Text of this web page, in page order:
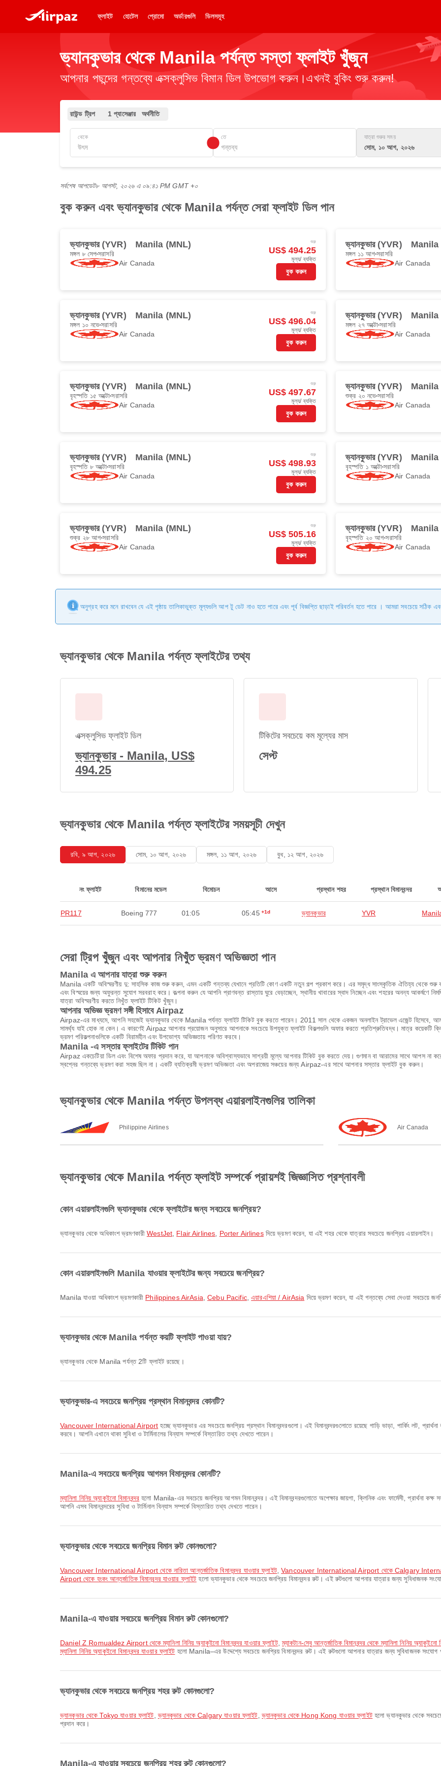
ফ্লাইট হোটেল প্রোমো অর্ডারগুলি ডিলসমূহ
ভ্যানকুভার থেকে Manila পর্যন্ত সস্তা ফ্লাইট খুঁজুন
আপনার পছন্দের গন্তব্যে এক্সক্লুসিভ বিমান ডিল উপভোগ করুন।এখনই বুকিং শুরু করুন!
রাউন্ড ট্রিপ 1 প্যাসেঞ্জার অর্থনীতি
থেকে তে যাত্রা শুরুর সময়
সোম, ১০ আগ, ২০২৬
সর্বশেষ আপডেট৮ আগস্ট, ২০২৬ এ ০৯:৪১ PM GMT +০
বুক করুন এবং ভ্যানকুভার থেকে Manila পর্যন্ত সেরা ফ্লাইট ডিল পান
ভ্যানকুভার (YVR) Manila (MNL)
মঙ্গল ৮ সেপসরাসরি
Air Canada
শুরু
US$ 494.25
মূল্য/ ব্যক্তি
বুক করুন
ভ্যানকুভার (YVR) Manila
মঙ্গল ১১ আগসরাসরি
Air Canada
ভ্যানকুভার (YVR) Manila (MNL)
মঙ্গল ১০ নভেসরাসরি
Air Canada
শুরু
US$ 496.04
মূল্য/ ব্যক্তি
বুক করুন
ভ্যানকুভার (YVR) Manila
মঙ্গল ২৭ অক্টোসরাসরি
Air Canada
ভ্যানকুভার (YVR) Manila (MNL)
বৃহস্পতি ১৫ অক্টোসরাসরি
Air Canada
শুরু
US$ 497.67
মূল্য/ ব্যক্তি
বুক করুন
ভ্যানকুভার (YVR) Manila
শুক্র ২০ নভেসরাসরি
Air Canada
ভ্যানকুভার (YVR) Manila (MNL)
বৃহস্পতি ৮ অক্টোসরাসরি
Air Canada
শুরু
US$ 498.93
মূল্য/ ব্যক্তি
বুক করুন
ভ্যানকুভার (YVR) Manila
বৃহস্পতি ১ অক্টোসরাসরি
Air Canada
ভ্যানকুভার (YVR) Manila (MNL)
শুক্র ২৮ আগসরাসরি
Air Canada
শুরু
US$ 505.16
মূল্য/ ব্যক্তি
বুক করুন
ভ্যানকুভার (YVR) Manila
বৃহস্পতি ২০ আগসরাসরি
Air Canada
অনুগ্রহ করে মনে রাখবেন যে এই পৃষ্ঠায় তালিকাভুক্ত মূল্যগুলি আপ টু ডেট নাও হতে পারে এবং পূর্ব বিজ্ঞপ্তি ছাড়াই পরিবর্তন হতে পারে । আমরা সবচেয়ে সঠিক
ভ্যানকুভার থেকে Manila পর্যন্ত ফ্লাইটের তথ্য
এক্সক্লুসিভ ফ্লাইট ডিল
ভ্যানকুভার - Manila, US$
494.25
টিকিটের সবচেয়ে কম মূল্যের মাস
সেপ্ট
ভ্যানকুভার থেকে Manila পর্যন্ত ফ্লাইটের সময়সূচী দেখুন
রবি, ৯ আগ, ২০২৬ সোম, ১০ আগ, ২০২৬ মঙ্গল, ১১ আগ, ২০২৬ বুধ, ১২ আগ, ২০২৬
নং ফ্লাইট বিমানের মডেল বিমোচন আসে প্রস্থান শহর প্রস্থান বিমানবন্দর
PR117 Boeing 777 01:05 05:45 +1d ভ্যানকুভার YVR
সেরা ট্রিপ খুঁজুন এবং আপনার নিখুঁত ভ্রমণ অভিজ্ঞতা পান
Manila এ আপনার যাত্রা শুরু করুন
Manila একটি অবিস্মরণীয় দু: সাহসিক কাজ শুরু করুন, এমন একটি গন্তব্য যেখানে প্রতিটি কোণ একটি নতুন গল্প প্রকাশ করে। এর সমৃদ্ধ সাংস্কৃতিক ঐতিহ্য থেকে শুরু
এবং বিস্ময়ের জন্য অফুরন্ত সুযোগ সরবরাহ করে। কল্পনা করুন যে আপনি প্রাণবন্ত রাস্তায় ঘুরে বেড়াচ্ছেন, স্থানীয় খাবারের স্বাদ নিচ্ছেন এবং শহরের অনন্য আকর্ষণে
যাত্রা অবিস্মরণীয় করতে নিখুঁত ফ্লাইট টিকিট খুঁজুন।
আপনার অভিজ্ঞ ভ্রমণ সঙ্গী হিসাবে Airpaz
Airpaz-এর মাধ্যমে, আপনি সহজেই ভ্যানকুভার থেকে Manila পর্যন্ত ফ্লাইট টিকিট বুক করতে পারেন। 2011 সাল থেকে একজন অনলাইন ট্রাভেল এজেন্ট হিসেবে,
সামর্থ্য যাই হোক না কেন। এ কারণেই Airpaz আপনার প্রয়োজন অনুসারে আপনাকে সবচেয়ে উপযুক্ত ফ্লাইট বিকল্পগুলি অফার করতে প্রতিশ্রুতিবদ্ধ। মাত্র কয়েকটি
ভ্রমণ পরিকল্পনাগুলিকে একটি বিরামহীন এবং উপভোগ্য অভিজ্ঞতায় পরিণত করবে।
Manila -এ সস্তার ফ্লাইটের টিকিট পান
Airpaz একচেটিয়া ডিল এবং বিশেষ অফার প্রদান করে, যা আপনাকে অবিশ্বাস্যভাবে সাশ্রয়ী মূল্যে আপনার টিকিট বুক করতে দেয়। গুণমান বা আরামের সাথে আপস
স্বপ্নের গন্তব্যে ভ্রমণ করা সহজ ছিল না। একটি ব্যতিক্রমী ভ্রমণ অভিজ্ঞতা এবং অপরাজেয় সঞ্চয়ের জন্য Airpaz-এর সাথে আপনার সস্তার ফ্লাইট বুক করুন।
ভ্যানকুভার থেকে Manila পর্যন্ত উপলব্ধ এয়ারলাইনগুলির তালিকা
Philippine Airlines Air Canada
ভ্যানকুভার থেকে Manila পর্যন্ত ফ্লাইট সম্পর্কে প্রায়শই জিজ্ঞাসিত প্রশ্নাবলী
কোন এয়ারলাইনগুলি ভ্যানকুভার থেকে ফ্লাইটের জন্য সবচেয়ে জনপ্রিয়?
ভ্যানকুভার থেকে অধিকাংশ ভ্রমণকারীWestJet Flair Airlines Porter Airlinesদিয়ে ভ্রমণ করেন, যা এই শহর থেকে যাত্রার সবচেয়ে জনপ্রিয় এয়ারলাইন।
কোন এয়ারলাইনগুলি Manila যাওয়ার ফ্লাইটের জন্য সবচেয়ে জনপ্রিয়?
Manila যাওয়া অধিকাংশ ভ্রমণকারী Philippines AirAsia ,Cebu Pacific,এয়ারএশিয়া / AirAsia দিয়ে ভ্রমণ করেন, যা এই গন্তব্যে সেবা দেওয়া সবচেয়ে
ভ্যানকুভার থেকে Manila পর্যন্ত কয়টি ফ্লাইট পাওয়া যায়?
ভ্যানকুভার থেকে Manila পর্যন্ত 2টি ফ্লাইট রয়েছে।
ভ্যানকুভার-এ সবচেয়ে জনপ্রিয় প্রস্থান বিমানবন্দর কোনটি?
Vancouver International Airport হচ্ছে ভ্যানকুভার এর সবচেয়ে জনপ্রিয় প্রস্থান বিমানবন্দরগুলো। এই বিমানবন্দরগুলোতে রয়েছে গাড়ি ভাড়া, পার্কিং লট,
করবে। আপনি এখানে থাকা সুবিধা ও টার্মিনালের বিন্যাস সম্পর্কে বিস্তারিত তথ্য দেখতে পারেন।
Manila-এ সবচেয়ে জনপ্রিয় আগমন বিমানবন্দর কোনটি?
ম্যানিলা নিনিয় অ্যাকুইনো বিমানবন্দর হলো Manila-এর সবচেয়ে জনপ্রিয় আগমন বিমানবন্দর। এই বিমানবন্দরগুলোতে অপেক্ষার জায়গা, ক্লিনিক এবং ফার্মেসী, প্রার্থনা
আপনি এসব বিমানবন্দরের সুবিধা ও টার্মিনাল বিন্যাস সম্পর্কে বিস্তারিত তথ্য দেখতে পারেন।
ভ্যানকুভার থেকে সবচেয়ে জনপ্রিয় বিমান রুট কোনগুলো?
Vancouver International Airport থেকে নারিতা আন্তর্জাতিক বিমানবন্দর যাওয়ার ফ্লাইট,Vancouver International Airport থেকে Calgary
Airport থেকে হংকং আন্তর্জাতিক বিমানবন্দর যাওয়ার ফ্লাইট হলো ভ্যানকুভার থেকে সবচেয়ে জনপ্রিয় বিমানবন্দর রুট। এই রুটগুলো আপনার যাত্রার জন্য সুবিধাজনক
Manila-এ যাওয়ার সবচেয়ে জনপ্রিয় বিমান রুট কোনগুলো?
Daniel Z Romualdez Airport থেকে ম্যানিলা নিনিয় অ্যাকুইনো বিমানবন্দর যাওয়ার ফ্লাইট,ম্যাকটান-সেবু আন্তর্জাতিক বিমানবন্দর থেকে ম্যানিলা নিনিয় অ্যাকুইনো
ম্যানিলা নিনিয় অ্যাকুইনো বিমানবন্দর যাওয়ার ফ্লাইট হলো Manila–এর উদ্দেশ্যে সবচেয়ে জনপ্রিয় বিমানবন্দর রুট। এই রুটগুলো আপনার যাত্রার জন্য সুবিধাজনক সংযোগ
ভ্যানকুভার থেকে সবচেয়ে জনপ্রিয় শহর রুট কোনগুলো?
ভ্যানকুভার থেকে Tokyo যাওয়ার ফ্লাইট ,ভ্যানকুভার থেকে Calgary যাওয়ার ফ্লাইট ,ভ্যানকুভার থেকে Hong Kong যাওয়ার ফ্লাইটহলো ভ্যানকুভার থেকে
প্রদান করে।
Manila-এ যাওয়ার সবচেয়ে জনপ্রিয় শহর রুট কোনগুলো?